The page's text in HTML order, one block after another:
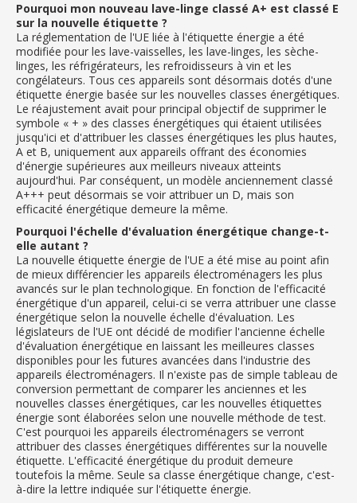
Pourquoi mon nouveau lave-linge classé A+ est classé E
sur la nouvelle étiquette ?
La réglementation de l'UE liée à l'étiquette énergie a été
modifiée pour les lave-vaisselles, les lave-linges, les sèche-
linges, les réfrigérateurs, les refroidisseurs à vin et les
congélateurs. Tous ces appareils sont désormais dotés d'une
étiquette énergie basée sur les nouvelles classes énergétiques.
Le réajustement avait pour principal objectif de supprimer le
symbole « + » des classes énergétiques qui étaient utilisées
jusqu'ici et d'attribuer les classes énergétiques les plus hautes,
A et B, uniquement aux appareils offrant des économies
d'énergie supérieures aux meilleurs niveaux atteints
aujourd'hui. Par conséquent, un modèle anciennement classé
A+++ peut désormais se voir attribuer un D, mais son
efficacité énergétique demeure la même.
Pourquoi l'échelle d'évaluation énergétique change-t-
elle autant ?
La nouvelle étiquette énergie de l'UE a été mise au point afin
de mieux différencier les appareils électroménagers les plus
avancés sur le plan technologique. En fonction de l'efficacité
énergétique d'un appareil, celui-ci se verra attribuer une classe
énergétique selon la nouvelle échelle d'évaluation. Les
législateurs de l'UE ont décidé de modifier l'ancienne échelle
d'évaluation énergétique en laissant les meilleures classes
disponibles pour les futures avancées dans l'industrie des
appareils électroménagers. Il n'existe pas de simple tableau de
conversion permettant de comparer les anciennes et les
nouvelles classes énergétiques, car les nouvelles étiquettes
énergie sont élaborées selon une nouvelle méthode de test.
C'est pourquoi les appareils électroménagers se verront
attribuer des classes énergétiques différentes sur la nouvelle
étiquette. L'efficacité énergétique du produit demeure
toutefois la même. Seule sa classe énergétique change, c'est-
à-dire la lettre indiquée sur l'étiquette énergie.